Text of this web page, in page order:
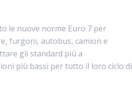
le nuove norme Euro 7 per
furgoni, autobus, camion e
gli standard più a
più bassi per tutto il loro ciclo di